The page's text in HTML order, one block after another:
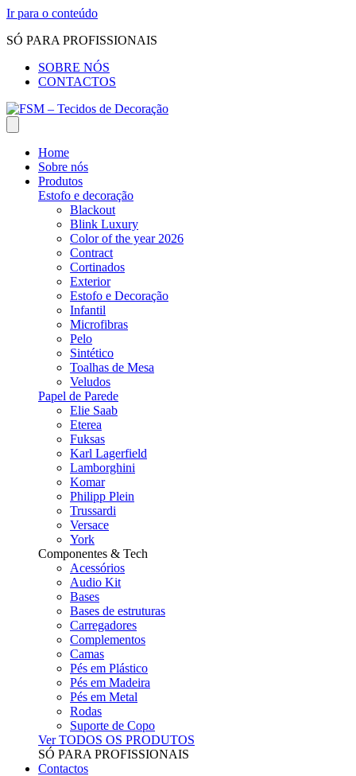
Ir para o conteúdo
SÓ PARA PROFISSIONAIS
SOBRE NÓS
CONTACTOS
Home
Sobre nós
Produtos
Estofo e decoração
Blackout
Blink Luxury
Color of the year 2026
Contract
Cortinados
Exterior
Estofo e Decoração
Infantil
Microfibras
Pelo
Sintético
Toalhas de Mesa
Veludos
Papel de Parede
Elie Saab
Eterea
Fuksas
Karl Lagerfield
Lamborghini
Komar
Philipp Plein
Trussardi
Versace
York
Componentes & Tech
Acessórios
Audio Kit
Bases
Bases de estruturas
Carregadores
Complementos
Camas
Pés em Plástico
Pés em Madeira
Pés em Metal
Rodas
Suporte de Copo
Ver TODOS OS PRODUTOS
SÓ PARA PROFISSIONAIS
Contactos